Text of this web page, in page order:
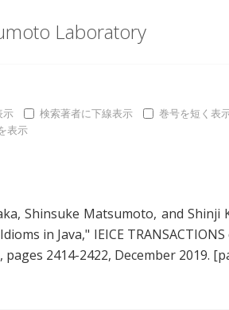
Laboratory
示 検索著者に下線表示 巻号を短く表
表示
,Shinsuke Matsumoto, and Shinji
in Java," IEICE
pages 2414-2422, December 2019.